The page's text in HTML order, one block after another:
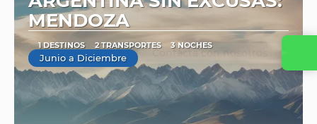
MENDOZA
1 DESTINOS 2 TRANSPORTES 3 NOCHES
Junio a Diciembre Contacta con nosotros